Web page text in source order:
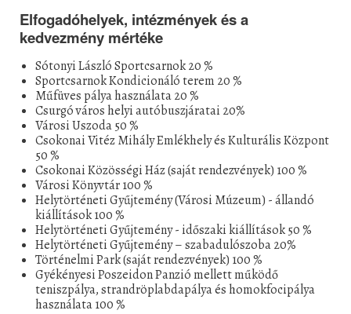
Elfogadóhelyek, intézmények és a
kedvezmény mértéke
Sótonyi László Sportcsarnok 20 %
Sportcsarnok Kondicionáló terem 20 %
Műfüves pálya használata 20 %
Csurgó város helyi autóbuszjáratai 20%
Városi Uszoda 50 %
Csokonai Vitéz Mihály Emlékhely és Kulturális Központ
50 %
Csokonai Közösségi Ház (saját rendezvények) 100 %
Városi Könyvtár 100 %
Helytörténeti Gyűjtemény (Városi Múzeum) - állandó
kiállítások 100 %
Helytörténeti Gyűjtemény - időszaki kiállítások 50 %
Helytörténeti Gyűjtemény – szabadulószoba 20%
Történelmi Park (saját rendezvények) 100 %
Gyékényesi Poszeidon Panzió mellett működő
teniszpálya, strandröplabdapálya és homokfocipálya
használata 100 %